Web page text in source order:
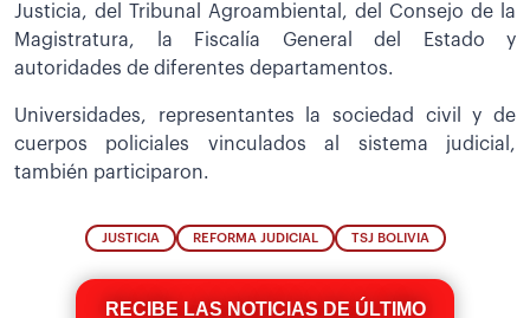
Justicia, del Tribunal Agroambiental, del Consejo de la
Magistratura, la Fiscalía General del Estado y
autoridades de diferentes departamentos.
Universidades, representantes la sociedad civil y de
cuerpos policiales vinculados al sistema judicial,
también participaron.
JUSTICIA REFORMA JUDICIAL TSJ BOLIVIA
RECIBE LAS NOTICIAS DE ÚLTIMO